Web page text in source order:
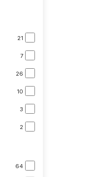
21
7
26
10
3
2
64